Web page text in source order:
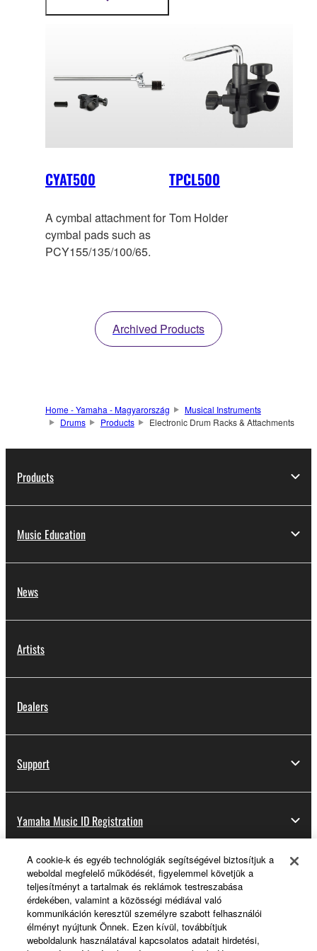
not sold individually in
CYAT500
A cymbal attachment for
cymbal pads such as
PCY155/135/100/65.
TPCL500
Tom Holder
Archived Products
Home - Yamaha - Magyarország
Musical Instruments
Drums
Products Electronic Drum Racks & Attachments
Products
Music Education
News
Artists
Dealers
Support
Yamaha Music ID Registration
About Yamaha
Magyarország - English
A cookie-k és egyéb technológiák segítségével biztosítjuk a
weboldal megfelelő működését, figyelemmel követjük a
teljesítményt a tartalmak és reklámok testreszabása
érdekében, valamint a közösségi médiával való
kommunikáción keresztül személyre szabott felhasználói
élményt nyújtunk Önnek. Ezen kívül, továbbítjuk
weboldalunk használatával kapcsolatos adatait hirdetési,